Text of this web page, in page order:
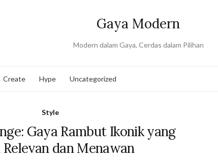
Gaya Modern
Modern dalam Gaya, Cerdas dalam Pilihan
Create Hype Uncategorized
Style
Gaya Rambut Ikonik yang
Relevan dan Menawan